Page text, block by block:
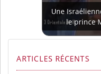
Une
le prince
ARTICLES RÉCENTS